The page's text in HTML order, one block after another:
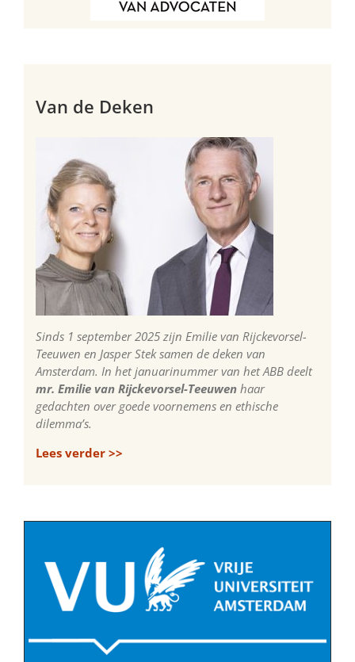
Van de Deken
Sinds 1 september 2025 zijn Emilie van Rijckevorsel-
Teeuwen en Jasper Stek samen de deken van
Amsterdam. In het januarinummer van het ABB deelt
mr. Emilie van Rijckevorsel-Teeuwen haar
gedachten over goede voornemens en ethische
dilemma’s.
Lees verder >>